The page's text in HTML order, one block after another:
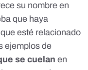
su nombre en
que haya
esté relacionado
ejemplos de
se cuelan en